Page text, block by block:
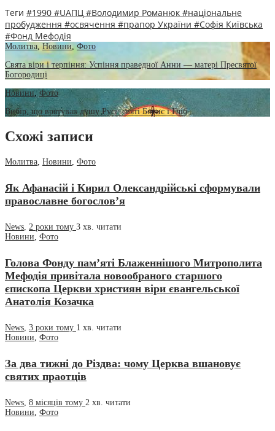
Теги #1990 #UAПЦ #Володимир Романюк #національне
пробудження #освячення #прапор України #Софія Київська
#Фонд Мефодія
Молитва ,Новини,Фото
Свята віри і терпіння: Успіння праведної Анни — матері Пресвятої
Богородиці
Новини,Фото
Вибір, що врятував душу Русі: святі Борис і Гліб
Схожі записи
Молитва, Новини, Фото
Як Афанасій і Кирил Олександрійські сформували
православне богослов’я
News, 2 роки тому 3 хв. читати
Новини, Фото
Голова Фонду пам’яті Блаженнішого Митрополита
Мефодія привітала новообраного старшого
єпископа Церкви християн віри євангельської
Анатолія Козачка
News, 3 роки тому 1 хв. читати
Новини, Фото
За два тижні до Різдва: чому Церква вшановує
святих праотців
News, 8 місяців тому 2 хв. читати
Новини, Фото